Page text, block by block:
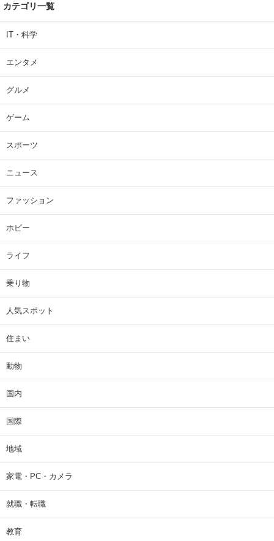
カテゴリ一覧
IT・科学
エンタメ
グルメ
ゲーム
スポーツ
ニュース
ファッション
ホビー
ライフ
乗り物
人気スポット
住まい
動物
国内
国際
地域
家電・PC・カメラ
就職・転職
教育